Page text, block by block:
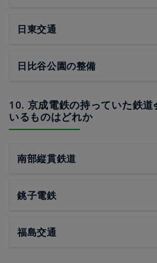
日東交通
日比谷公園の整備
10. 京成電鉄の持っていた鉄道
いるものはどれか
南部縦貫鉄道
銚子電鉄
福島交通